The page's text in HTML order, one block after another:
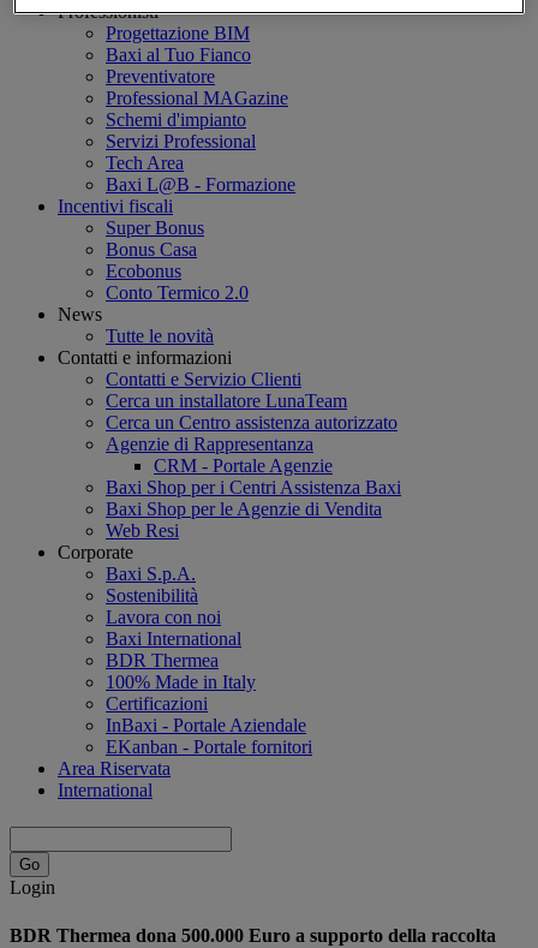
Professionisti
Progettazione BIM
Baxi al Tuo Fianco
Preventivatore
Professional MAGazine
Schemi d'impianto
Servizi Professional
Tech Area
Baxi L@B - Formazione
Incentivi fiscali
Super Bonus
Bonus Casa
Ecobonus
Conto Termico 2.0
News
Tutte le novità
Contatti e informazioni
Contatti e Servizio Clienti
Cerca un installatore LunaTeam
Cerca un Centro assistenza autorizzato
Agenzie di Rappresentanza
CRM - Portale Agenzie
Baxi Shop per i Centri Assistenza Baxi
Baxi Shop per le Agenzie di Vendita
Web Resi
Corporate
Baxi S.p.A.
Sostenibilità
Lavora con noi
Baxi International
BDR Thermea
100% Made in Italy
Certificazioni
InBaxi - Portale Aziendale
EKanban - Portale fornitori
Area Riservata
International
Login
BDR Thermea dona 500.000 Euro a supporto della raccolta